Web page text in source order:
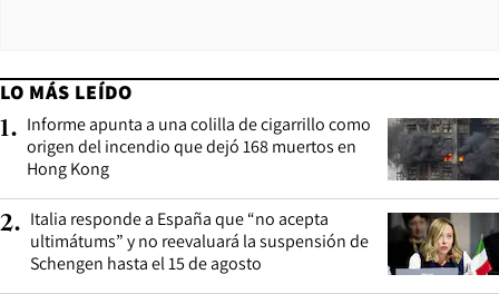
LO MÁS LEÍDO
1. Informe apunta a una colilla de cigarrillo como
origen del incendio que dejó 168 muertos en
Hong Kong
2. Italia responde a España que “no acepta
ultimátums” y no reevaluará la suspensión de
Schengen hasta el 15 de agosto